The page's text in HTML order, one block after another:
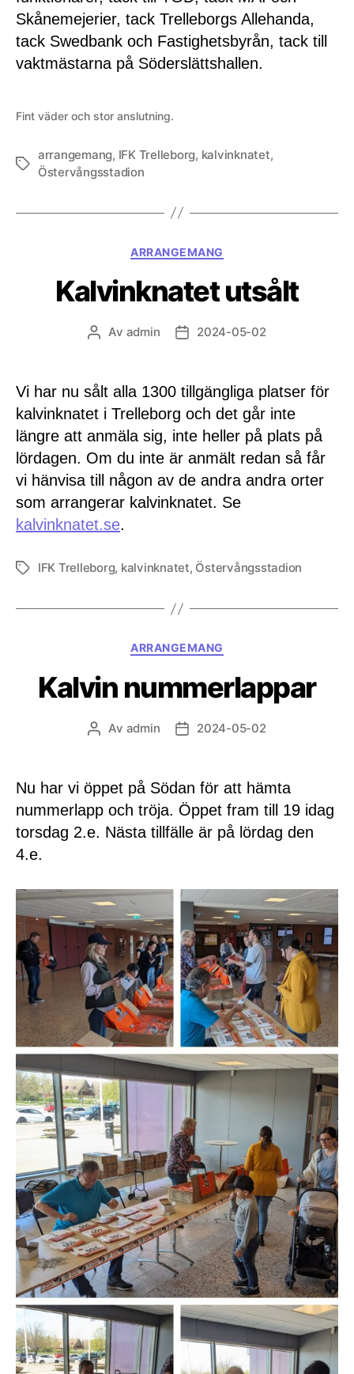
Skånemejerier, tack Trelleborgs Allehanda,
tack Swedbank och Fastighetsbyrån, tack till
vaktmästarna på Söderslättshallen.
Fint väder och stor anslutning.
Etiketter
arrangemang, IFK Trelleborg, kalvinknatet,
Östervångsstadion
Kategorier
ARRANGEMANG
Kalvinknatet utsålt
Inläggsförfattare
Av admin Inläggsdatum
2024-05-02
Vi har nu sålt alla 1300 tillgängliga platser för
kalvinknatet i Trelleborg och det går inte
längre att anmäla sig, inte heller på plats på
lördagen. Om du inte är anmält redan så får
vi hänvisa till någon av de andra andra orter
som arrangerar kalvinknatet. Se
kalvinknatet.se.
EtiketterIFK Trelleborg, kalvinknatet, Östervångsstadion
Kategorier
ARRANGEMANG
Kalvin nummerlappar
Inläggsförfattare
Av admin Inläggsdatum
2024-05-02
Nu har vi öppet på Södan för att hämta
nummerlapp och tröja. Öppet fram till 19 idag
torsdag 2.e. Nästa tillfälle är på lördag den
4.e.